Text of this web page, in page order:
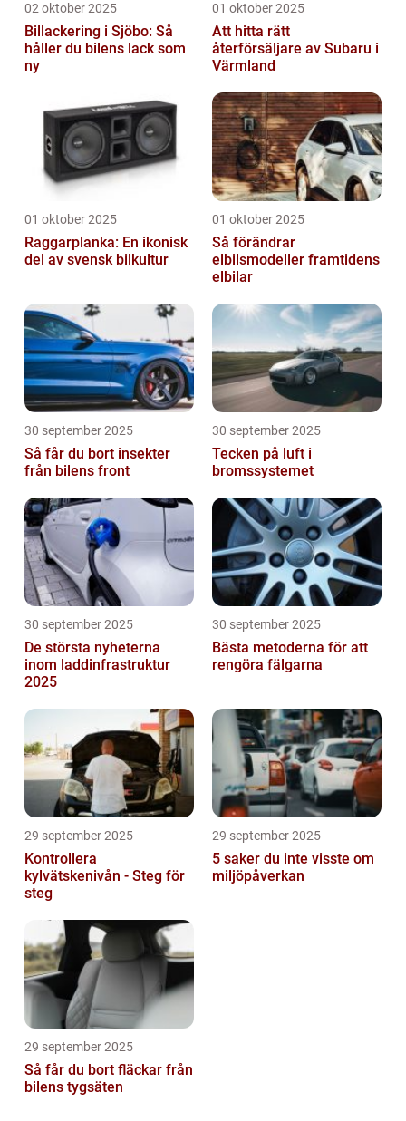
02 oktober 2025
Billackering i Sjöbo: Så
håller du bilens lack som
ny
01 oktober 2025
Att hitta rätt
återförsäljare av Subaru i
Värmland
01 oktober 2025
Raggarplanka: En ikonisk
del av svensk bilkultur
01 oktober 2025
Så förändrar
elbilsmodeller framtidens
elbilar
30 september 2025
Så får du bort insekter
från bilens front
30 september 2025
Tecken på luft i
bromssystemet
30 september 2025
De största nyheterna
inom laddinfrastruktur
2025
30 september 2025
Bästa metoderna för att
rengöra fälgarna
29 september 2025
Kontrollera
kylvätskenivån - Steg för
steg
29 september 2025
5 saker du inte visste om
miljöpåverkan
29 september 2025
Så får du bort fläckar från
bilens tygsäten